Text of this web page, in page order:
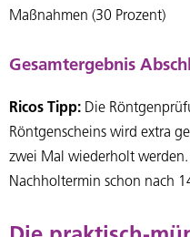
Maßnahmen (30 Prozent)
Gesamtergebnis
Ricos Tipp: Die
Röntgenscheins wird extra
zwei Mal wiederholt
Nachholtermin schon nach